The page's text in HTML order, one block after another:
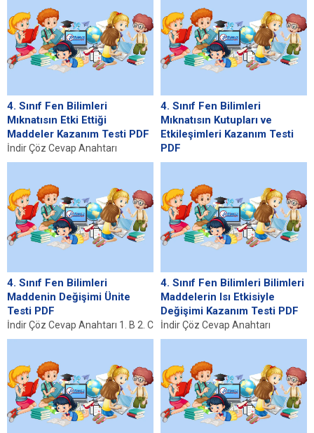
Mıknatıslar, doğal ve yapay
birçok...
4. Sınıf Fen Bilimleri
Mıknatısın Etki Ettiği
Maddeler Kazanım Testi PDF
İndir Çöz Cevap Anahtarı
Mıknatıs Nedir? Mıknatıs, belirli
ferromanyetik...
4. Sınıf Fen Bilimleri
Mıknatısın Kutupları ve
Etkileşimleri Kazanım Testi
PDF
İndir Çöz Cevap Anahtarı 1. C
4. Sınıf Fen Bilimleri
Maddenin Değişimi Ünite
Testi PDF
İndir Çöz Cevap Anahtarı 1. B 2. C
3. C 4. A 5. D 6....
4. Sınıf Fen Bilimleri Bilimleri
Maddelerin Isı Etkisiyle
Değişimi Kazanım Testi PDF
İndir Çöz Cevap Anahtarı
Maddelerin Isı Etkisiyle Değişimi
değişimi, termodinamik
ilkelerine...